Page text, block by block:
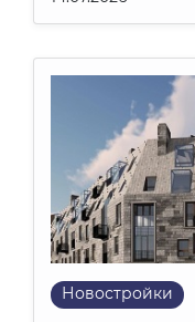
Новостройки